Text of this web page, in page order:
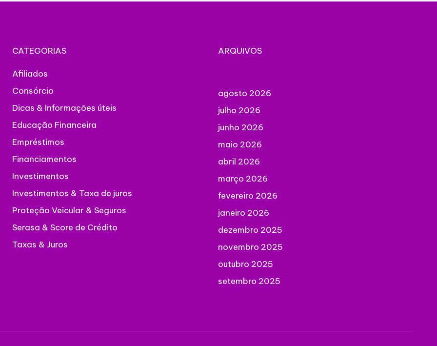
CATEGORIAS
Afiliados
Consórcio
Dicas & Informações úteis
Educação Financeira
Empréstimos
Financiamentos
Investimentos
Investimentos & Taxa de juros
Proteção Veicular & Seguros
Serasa & Score de Crédito
Taxas & Juros
ARQUIVOS
agosto 2026
julho 2026
junho 2026
maio 2026
abril 2026
março 2026
fevereiro 2026
janeiro 2026
dezembro 2025
novembro 2025
outubro 2025
setembro 2025